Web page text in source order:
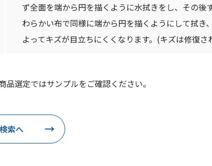
ず全面を端から円を描くように水拭きをし、その後
わらかい布で同様に端から円を描くようにして拭き
よってキズが目立ちにくくなります。(キズは修復さ
選定ではサンプルをご確認ください。
索へ